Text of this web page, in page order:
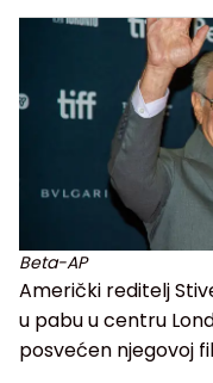
Beta-AP
Američki reditelj
u pabu u centru
posvećen njegovoj